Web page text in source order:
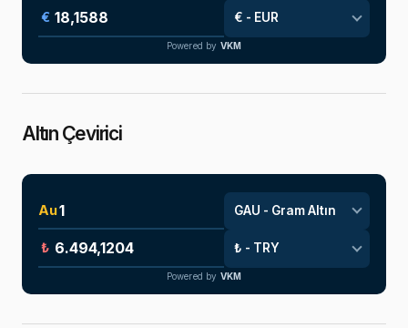
€
Powered by VKM
Altın Çevirici
Au
₺
Powered by VKM